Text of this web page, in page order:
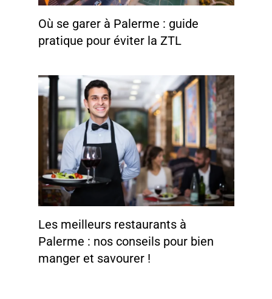
Où se garer à Palerme : guide
pratique pour éviter la ZTL
Les meilleurs restaurants à
Palerme : nos conseils pour bien
manger et savourer !